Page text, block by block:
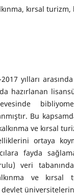
kırsal
yılları
hazırlanan
Bu
ve kırsal
ortaya
fayda
veri
ve kırsal
devlet